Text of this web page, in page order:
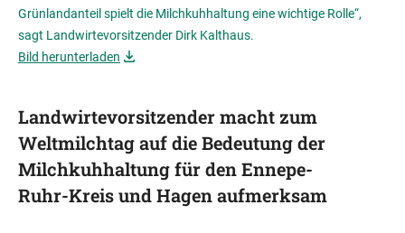
Grünlandanteil spielt die Milchkuhhaltung eine wichtige Rolle“,
sagt Landwirtevorsitzender Dirk Kalthaus.
Bild herunterladen
Landwirtevorsitzender macht zum
Weltmilchtag auf die Bedeutung der
Milchkuhhaltung für den Ennepe-
Ruhr-Kreis und Hagen aufmerksam